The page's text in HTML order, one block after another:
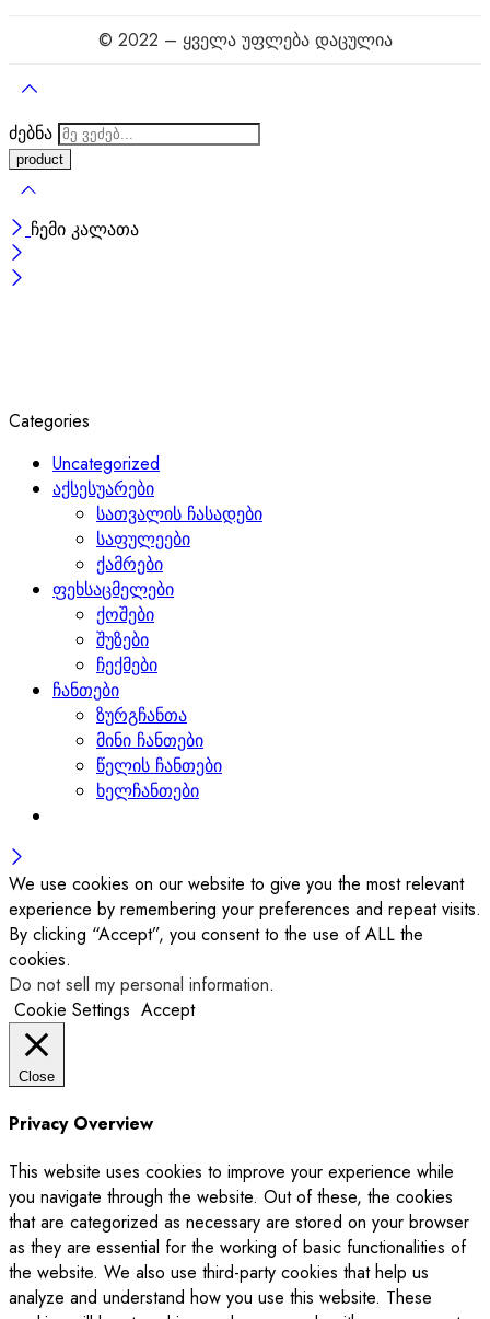
© 2022 – ყველა უფლება დაცულია
ძებნა
ჩემი კალათა
Categories
Uncategorized
აქსესუარები
სათვალის ჩასადები
საფულეები
ქამრები
ფეხსაცმელები
ქოშები
შუზები
ჩექმები
ჩანთები
ზურგჩანთა
მინი ჩანთები
წელის ჩანთები
ხელჩანთები
We use cookies on our website to give you the most relevant
experience by remembering your preferences and repeat visits.
By clicking “Accept”, you consent to the use of ALL the
cookies.
Do not sell my personal information.
Cookie Settings Accept
Close
Privacy Overview
This website uses cookies to improve your experience while
you navigate through the website. Out of these, the cookies
that are categorized as necessary are stored on your browser
as they are essential for the working of basic functionalities of
the website. We also use third-party cookies that help us
analyze and understand how you use this website. These